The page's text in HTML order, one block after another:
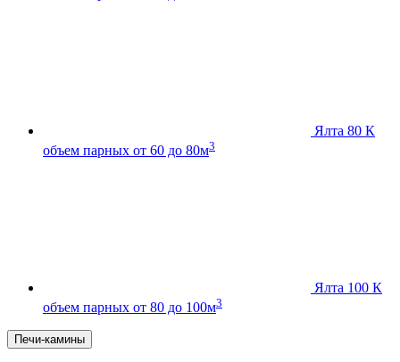
Ялта 80 К
объем парных от 60 до 80м3
Ялта 100 К
объем парных от 80 до 100м3
Печи-камины